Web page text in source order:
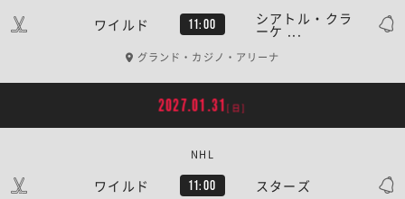
ワイルド 11:00 シアトル・クラ
ーケ ...
グランド・カジノ・アリーナ
2027.01.31 [日]
ワイルド 11:00 スターズ
NHL